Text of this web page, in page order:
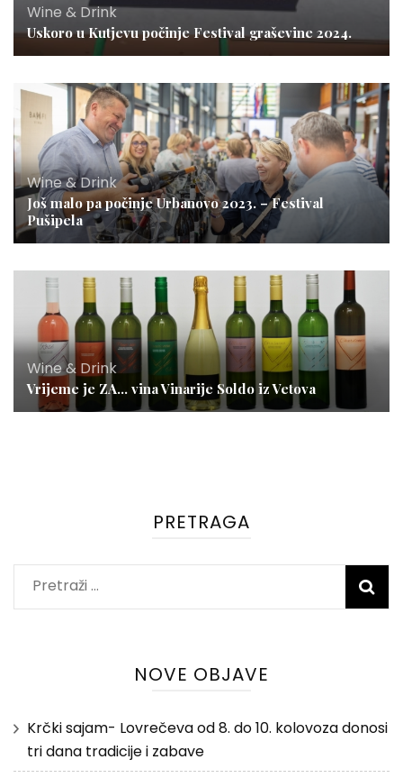
Wine & Drink
Uskoro u Kutjevu počinje Festival graševine 2024.
Wine & Drink
Još malo pa počinje Urbanovo 2023. – Festival
Pušipela
Wine & Drink
Vrijeme je ZA… vina Vinarije Soldo iz Vetova
PRETRAGA
Pretraži:
NOVE OBJAVE
Krčki sajam- Lovrečeva od 8. do 10. kolovoza donosi
tri dana tradicije i zabave